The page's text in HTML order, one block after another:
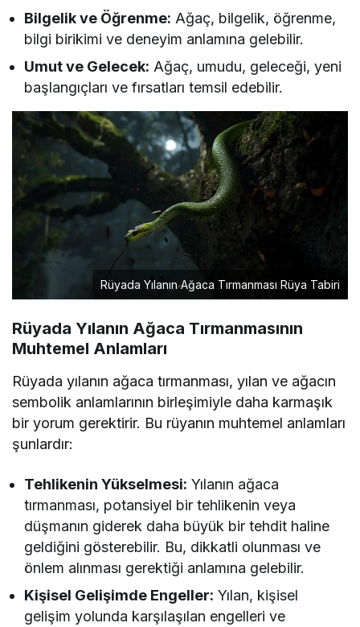
Bilgelik ve Öğrenme: Ağaç, bilgelik, öğrenme,
bilgi birikimi ve deneyim anlamına gelebilir.
Umut ve Gelecek: Ağaç, umudu, geleceği, yeni
başlangıçları ve fırsatları temsil edebilir.
Rüyada Yılanın Ağaca Tırmanması Rüya Tabiri
Rüyada Yılanın Ağaca Tırmanmasının
Muhtemel Anlamları
Rüyada yılanın ağaca tırmanması, yılan ve ağacın
sembolik anlamlarının birleşimiyle daha karmaşık
bir yorum gerektirir. Bu rüyanın muhtemel anlamları
şunlardır:
Tehlikenin Yükselmesi: Yılanın ağaca
tırmanması, potansiyel bir tehlikenin veya
düşmanın giderek daha büyük bir tehdit haline
geldiğini gösterebilir. Bu, dikkatli olunması ve
önlem alınması gerektiği anlamına gelebilir.
Kişisel Gelişimde Engeller: Yılan, kişisel
gelişim yolunda karşılaşılan engelleri ve